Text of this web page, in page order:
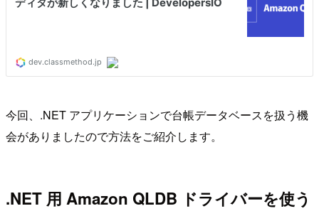
今回、.NET アプリケーションで台帳データベースを扱う機
会がありましたので方法をご紹介します。
.NET 用 Amazon QLDB ドライバーを使う